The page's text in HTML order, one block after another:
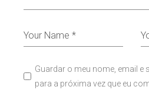
Guardar o meu nome, email e
para a próxima vez que eu